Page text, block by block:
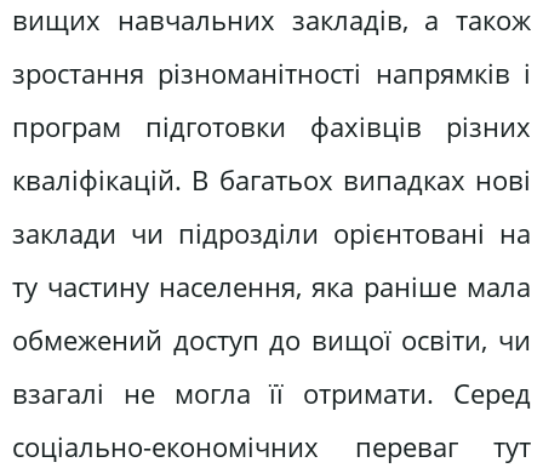
вищих навчальних закладів, а також
зростання різноманітності напрямків і
програм підготовки фахівців різних
кваліфікацій. В багатьох випадках нові
заклади чи підрозділи орієнтовані на
ту частину населення, яка раніше мала
обмежений доступ до вищої освіти, чи
взагалі не могла її отримати. Серед
соціально-економічних переваг тут